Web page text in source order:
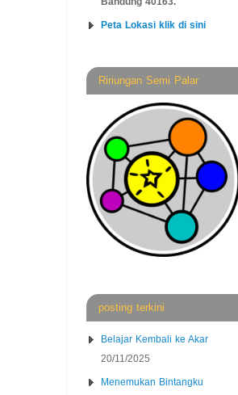
Peta Lokasi klik di sini
Ririungan Semi Palar
posting terkini
Belajar Kembali ke Akar
20/11/2025
Menemukan Bintangku